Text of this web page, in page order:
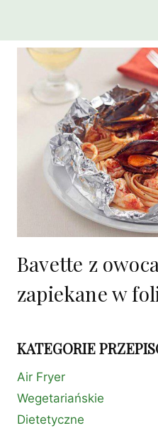
Bavette z
zapiekane w
KATEGORIE
Air Fryer
Wegetariańskie
Dietetyczne